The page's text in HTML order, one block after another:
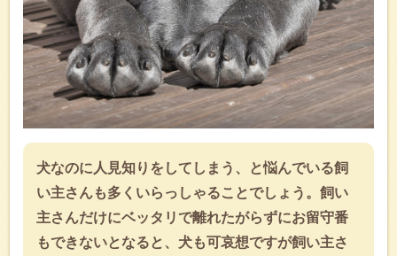
犬なのに人見知りをしてしまう、と悩んでいる飼
い主さんも多くいらっしゃることでしょう。飼い
主さんだけにベッタリで離れたがらずにお留守番
もできないとなると、犬も可哀想ですが飼い主さ